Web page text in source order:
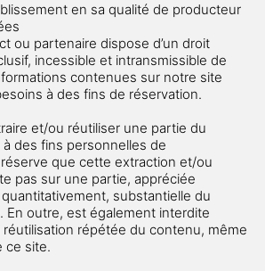
en sa qualité de producteur
ou partenaire dispose d’un droit
incessible et intransmissible de
contenues sur notre site
à des fins de réservation.
et/ou réutiliser une partie du
des fins personnelles de
que cette extraction et/ou
pas sur une partie, appréciée
substantielle du
En outre, est également interdite
réutilisation répétée du contenu, même
ce site.